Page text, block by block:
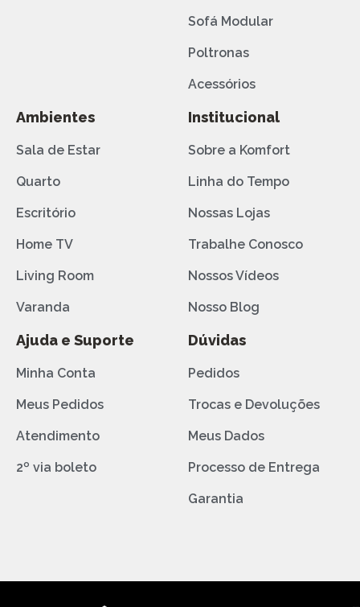
Sofá Modular
Poltronas
Acessórios
Ambientes
Sala de Estar
Quarto
Escritório
Home TV
Living Room
Varanda
Institucional
Sobre a Komfort
Linha do Tempo
Nossas Lojas
Trabalhe Conosco
Nossos Vídeos
Nosso Blog
Ajuda e Suporte
Minha Conta
Meus Pedidos
Atendimento
2º via boleto
Dúvidas
Pedidos
Trocas e Devoluções
Meus Dados
Processo de Entrega
Garantia